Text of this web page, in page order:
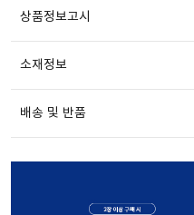
상품정보고시
소재정보
배송 및 반품